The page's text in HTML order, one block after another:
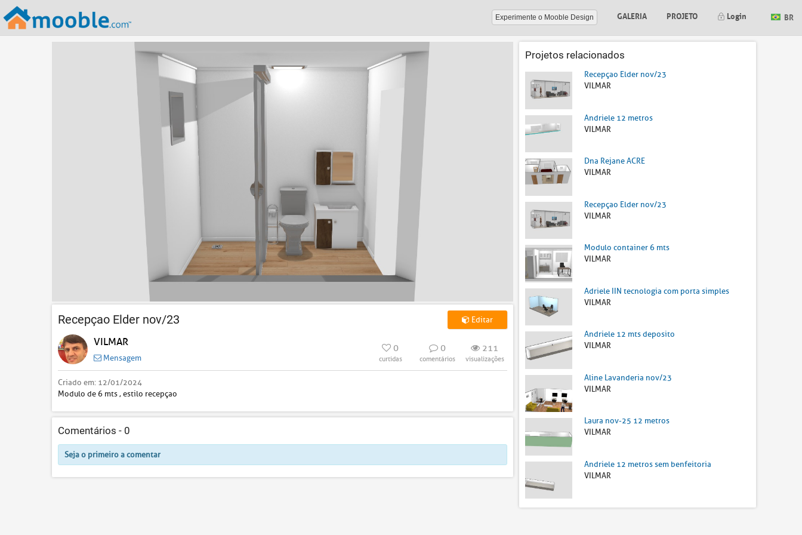
Experimente o Mooble Design GALERIA PROJETO Login BR
Recepçao Elder nov/23 Editar
VILMAR
Mensagem
0
curtidas
0
comentários
211
visualizações
Criado em: 12/01/2024
Modulo de 6 mts , estilo recepçao
Comentários - 0
Seja o primeiro a comentar
Projetos relacionados
Recepçao Elder nov/23
VILMAR
Andriele 12 metros
VILMAR
Dna Rejane ACRE
VILMAR
Recepçao Elder nov/23
VILMAR
Modulo container 6 mts
VILMAR
Adriele IIN tecnologia com porta simples
VILMAR
Andriele 12 mts deposito
VILMAR
Aline Lavanderia nov/23
VILMAR
Laura nov-25 12 metros
VILMAR
Andriele 12 metros sem benfeitoria
VILMAR